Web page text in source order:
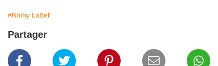
#Nathy LaBell
Partager